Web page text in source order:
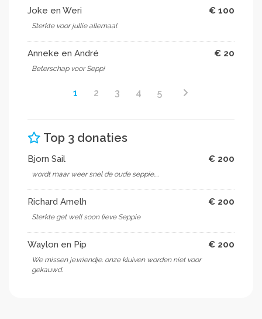
Joke en Weri € 100
Sterkte voor jullie allemaal
Anneke en André € 20
Beterschap voor Sepp!
1 2 3 4 5
Top 3 donaties
Bjorn Sail € 200
wordt maar weer snel de oude seppie....
Richard Amelh € 200
Sterkte get well soon lieve Seppie
Waylon en Pip € 200
We missen je.vriendje. onze kluiven worden niet voor
gekauwd.